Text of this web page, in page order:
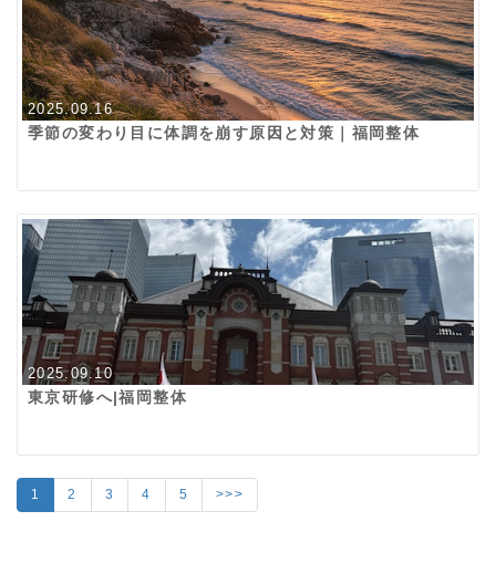
2025.09.16
季節の変わり目に体調を崩す原因と対策｜福岡整体
2025.09.10
東京研修へ|福岡整体
1 2 3 4 5 >>>